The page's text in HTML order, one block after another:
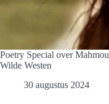
Poetry Special over
Wilde Westen
30 augustus 2024